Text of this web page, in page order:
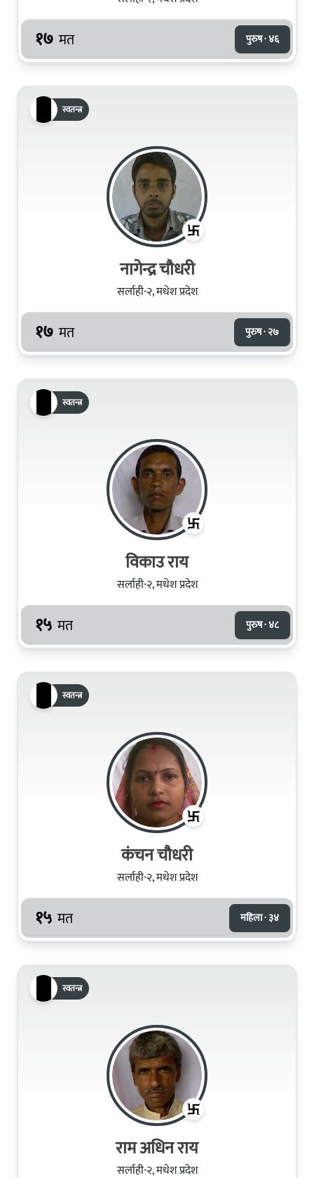
१७ मत पुरुष · ४६
स्वतन्त्र
नागेन्द्र चौधरी
सर्लाही-२, मधेश प्रदेश
१७ मत पुरुष · २७
स्वतन्त्र
विकाउ राय
सर्लाही-२, मधेश प्रदेश
१५ मत पुरुष · ४८
स्वतन्त्र
कंचन चौधरी
सर्लाही-२, मधेश प्रदेश
१५ मत महिला · ३४
स्वतन्त्र
राम अधिन राय
सर्लाही-२, मधेश प्रदेश